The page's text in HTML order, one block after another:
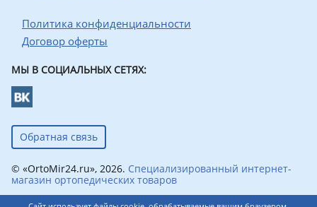
Политика конфиденциальности
Договор оферты
МЫ В СОЦИАЛЬНЫХ СЕТЯХ:
Обратная связь
© «OrtoMir24.ru», 2026. Специализированный интернет-
магазин ортопедических товаров